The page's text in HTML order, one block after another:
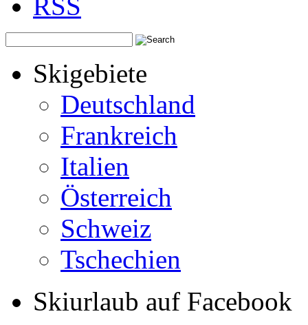
Skigebiete
Deutschland
Frankreich
Italien
Österreich
Schweiz
Tschechien
Skiurlaub auf Facebook